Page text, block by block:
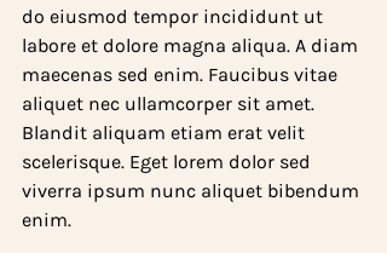
do eiusmod tempor incididunt ut
labore et dolore magna aliqua. A diam
maecenas sed enim. Faucibus vitae
aliquet nec ullamcorper sit amet.
Blandit aliquam etiam erat velit
scelerisque. Eget lorem dolor sed
viverra ipsum nunc aliquet bibendum
enim.